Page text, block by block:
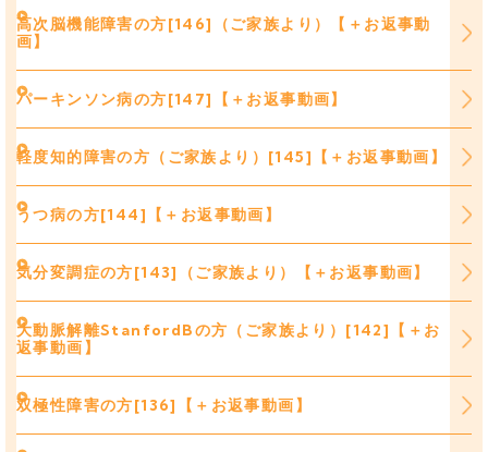
高次脳機能障害の方[146]（ご家族より）【＋お返事動
画】
パーキンソン病の方[147]【＋お返事動画】
軽度知的障害の方（ご家族より）[145]【＋お返事動画】
うつ病の方[144]【＋お返事動画】
気分変調症の方[143]（ご家族より）【＋お返事動画】
大動脈解離StanfordBの方（ご家族より）[142]【＋お
返事動画】
双極性障害の方[136]【＋お返事動画】